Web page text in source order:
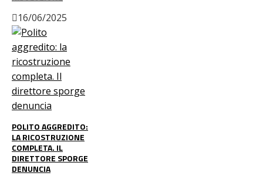
16/06/2025
POLITO AGGREDITO:
LA RICOSTRUZIONE
COMPLETA. IL
DIRETTORE SPORGE
DENUNCIA